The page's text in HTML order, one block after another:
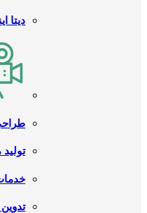
دیتا
تولید
تدوین